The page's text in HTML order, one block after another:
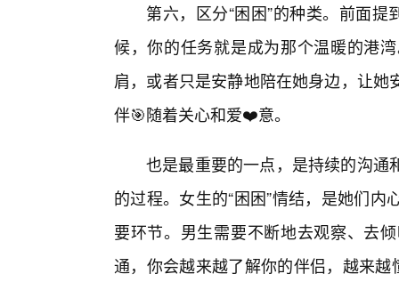
第六，区分“困困”的种类。前面
候，你的任务就是成为那个温暖的港
肩，或者只是安静地陪在她身边，让
伴🎯随着关心和爱❤️意。
也是最重要的一点，是持续的沟通
的过程。女生的“困困”情结，是她们
要环节。男生需要不断地去观察、去
通，你会越来越了解你的伴侣，越来